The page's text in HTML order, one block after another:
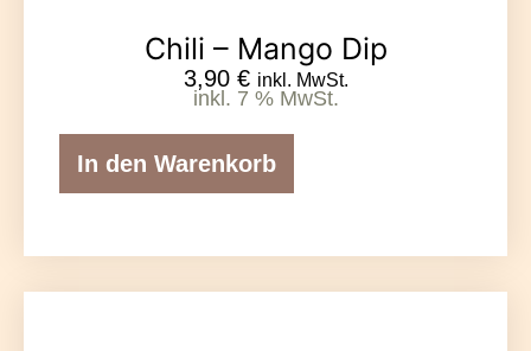
Chili – Mango Dip
3,90 € inkl. MwSt.
inkl. 7 % MwSt.
In den Warenkorb